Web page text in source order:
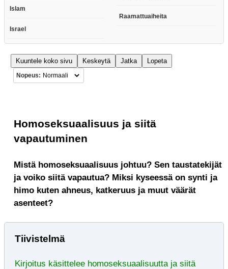
Islam
Israel
Raamattuaiheita
Kuuntele koko sivu Keskeytä Jatka Lopeta
Nopeus:
Homoseksuaalisuus ja siitä
vapautuminen
Mistä homoseksuaalisuus johtuu? Sen taustatekijät
ja voiko siitä vapautua? Miksi kyseessä on synti ja
himo kuten ahneus, katkeruus ja muut väärät
asenteet?
Tiivistelmä
Kirjoitus käsittelee homoseksuaalisuutta ja siitä